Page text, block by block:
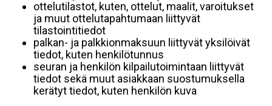
ottelutilastot, kuten, ottelut, maalit, varoitukset
ja muut ottelutapahtumaan liittyvät
tilastointitiedot
palkan- ja palkkionmaksuun liittyvät yksilöivät
tiedot, kuten henkilötunnus
seuran ja henkilön kilpailutoimintaan liittyvät
tiedot sekä muut asiakkaan suostumuksella
kerätyt tiedot, kuten henkilön kuva